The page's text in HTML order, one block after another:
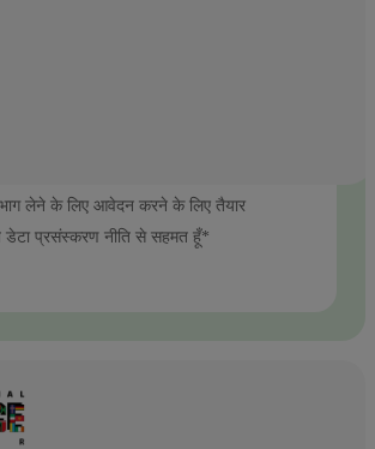
भाग लेने के लिए आवेदन करने के लिए तैयार
डेटा प्रसंस्करण नीति से सहमत हूँ*